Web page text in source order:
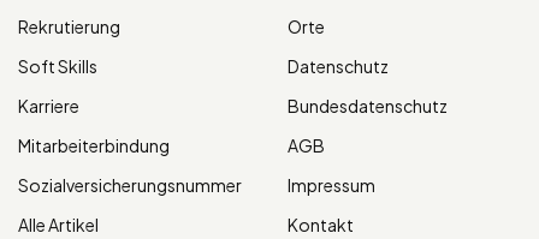
Rekrutierung
Soft Skills
Karriere
Mitarbeiterbindung
Sozialversicherungsnummer
Alle Artikel
Orte
Datenschutz
Bundesdatenschutz
AGB
Impressum
Kontakt